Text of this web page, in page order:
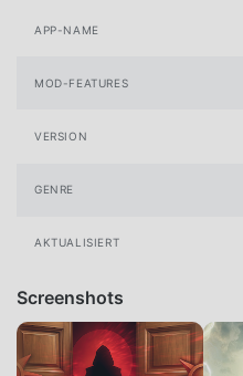
APP-NAME
MOD-FEATURES
VERSION
GENRE
AKTUALISIERT
Screenshots